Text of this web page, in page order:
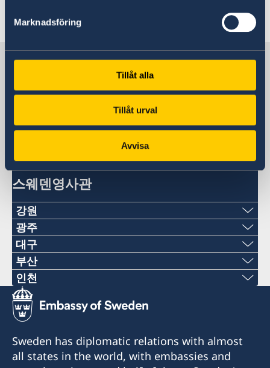
Marknadsföring
Tillåt alla
Tillåt urval
Avvisa
비즈니스 반부패 정책 포털 (영어)
한국 속의 스웨덴
스웨덴영사관
강원
전화
+82-2-22227120
이메일
consulateofsweden.hongcheon@gmail.com
팩스
+82-2-22227109
광주
전화
+82-062-520-2113
이메일
consulateofsweden.gwangju@gmail.com
광주광역시 북구 동문대로 50
(우편번호: 61200)
대구
전화
+82-53-5803688
이메일
consulateofsweden.daegu@gmail.com
부산
전화
+82-51-7096203
consulateofsweden.busan@gmail.com
인천
전화
+82-2-7760015
이메일
Sweden has diplomatic relations with almost
all states in the world, with embassies and